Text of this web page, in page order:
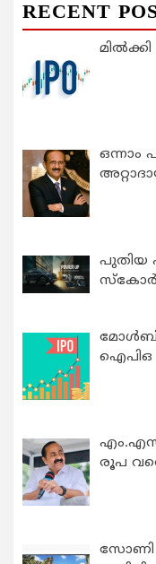
RECENT
പുതിയ
ഐപിഒ
രൂപ
സോണി